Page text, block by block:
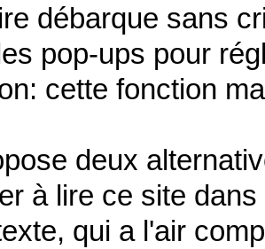
débarque sans
pop-ups pour
cette fonction
deux
à lire ce site
qui a l'air